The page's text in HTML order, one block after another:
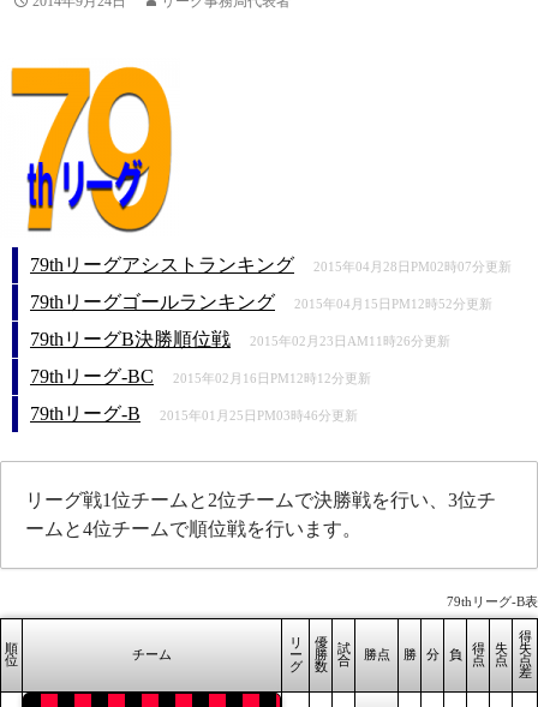
79thリーグアシストランキング 2015年04月28日PM02時07分更新
79thリーグゴールランキング 2015年04月15日PM12時52分更新
79thリーグB決勝順位戦 2015年02月23日AM11時26分更新
79thリーグ-BC 2015年02月16日PM12時12分更新
79thリーグ-B 2015年01月25日PM03時46分更新
リーグ戦1位チームと2位チームで決勝戦を行い、3位チ
ームと4位チームで順位戦を行います。
79thリーグ-B表
順
位
チーム
リ
ー
グ
優
勝
数
試
合
勝点 勝 分 負
得
点
失
点
得
失
点
差